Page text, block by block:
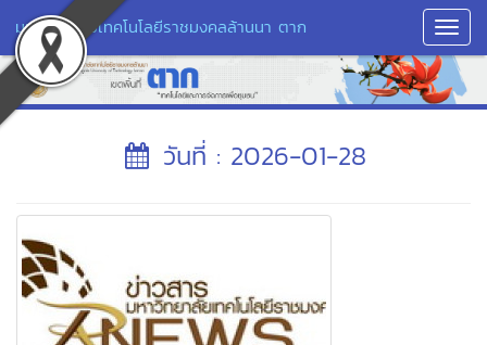
มหาวิทยาลัยเทคโนโลยีราชมงคลล้านนา ตาก
วันที่ : 2026-01-28